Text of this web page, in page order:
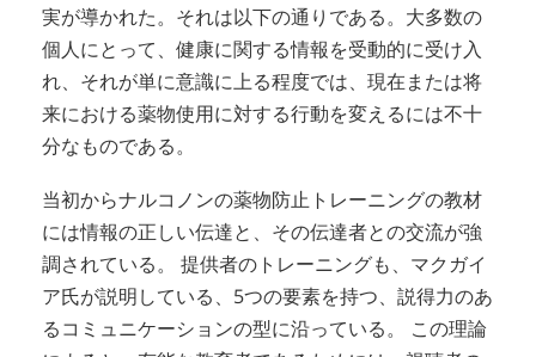
実が導かれた。それは以下の通りである。大多数の
個人にとって、健康に関する情報を受動的に受け入
れ、それが単に意識に上る程度では、現在または将
来における薬物使用に対する行動を変えるには不十
分なものである。
当初からナルコノンの薬物防止トレーニングの教材
には情報の正しい伝達と、その伝達者との交流が強
調されている。 提供者のトレーニングも、マクガイ
ア氏が説明している、5つの要素を持つ、説得力のあ
るコミュニケーションの型に沿っている。 この理論